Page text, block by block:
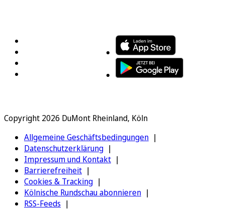
Copyright 2026 DuMont Rheinland, Köln
Allgemeine Geschäftsbedingungen
Datenschutzerklärung
Impressum und Kontakt
Barrierefreiheit
Cookies & Tracking
Kölnische Rundschau abonnieren
RSS-Feeds